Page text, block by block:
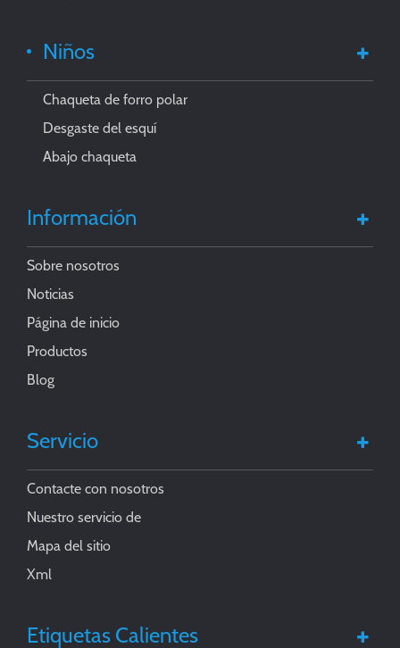
Niños
Chaqueta de forro polar
Desgaste del esquí
Abajo chaqueta
Información
Sobre nosotros
Noticias
Página de inicio
Productos
Blog
Servicio
Contacte con nosotros
Nuestro servicio de
Mapa del sitio
Xml
Etiquetas Calientes